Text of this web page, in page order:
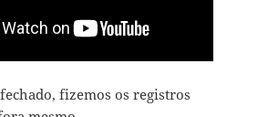
fizemos os registros